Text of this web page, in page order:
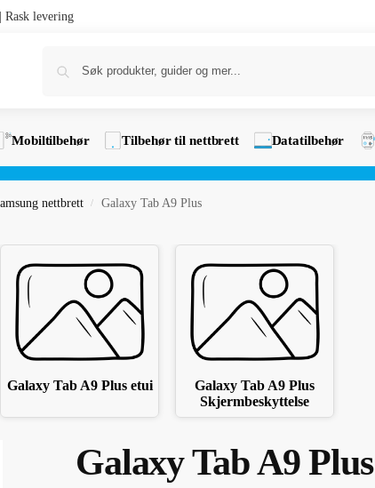
Rask levering
Mobiltilbehør Tilbehør til nettbrett Datatilbehør
nettbrett / Galaxy Tab A9 Plus
Galaxy Tab A9 Plus etui
Galaxy Tab A9 Plus
Skjermbeskyttelse
Galaxy Tab A9 Plus